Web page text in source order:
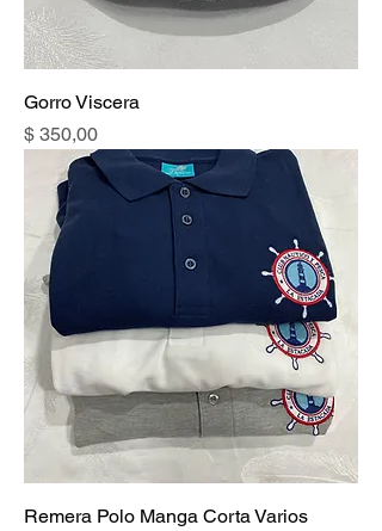
Gorro Viscera
Precio
$ 350,00
Remera Polo Manga Corta Varios